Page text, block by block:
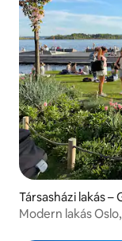
Társasházi lakás –
Modern lakás